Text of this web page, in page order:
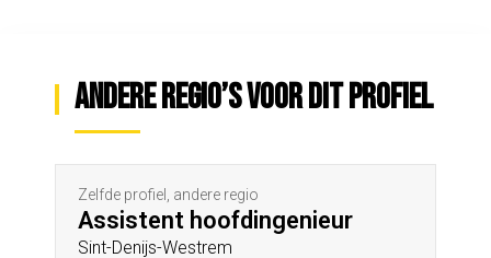
Andere regio’s voor dit profiel
Zelfde profiel, andere regio
Assistent hoofdingenieur
Sint-Denijs-Westrem